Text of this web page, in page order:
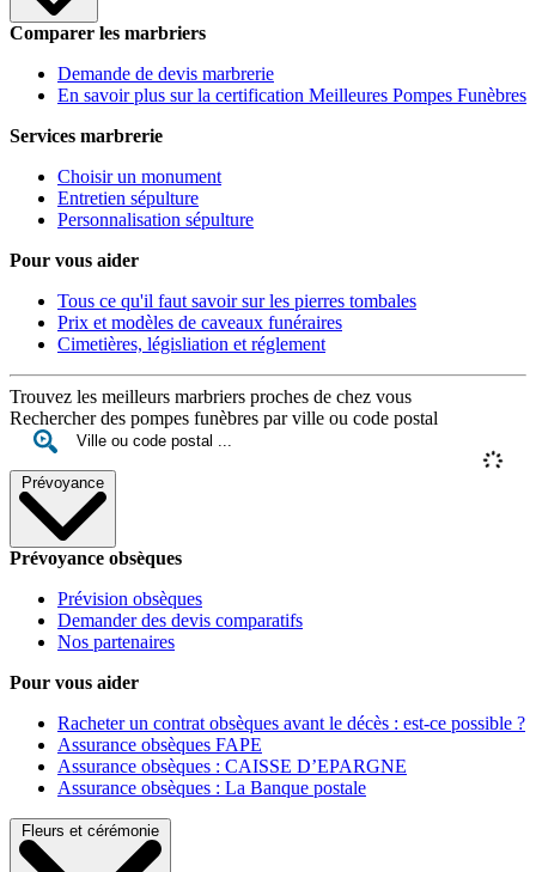
Comparer les marbriers
Demande de devis marbrerie
En savoir plus sur la certification Meilleures Pompes Funèbres
Services marbrerie
Choisir un monument
Entretien sépulture
Personnalisation sépulture
Pour vous aider
Tous ce qu'il faut savoir sur les pierres tombales
Prix et modèles de caveaux funéraires
Cimetières, législiation et réglement
Trouvez les meilleurs marbriers proches de chez vous
Rechercher des pompes funèbres par ville ou code postal
Prévoyance
Prévoyance obsèques
Prévision obsèques
Demander des devis comparatifs
Nos partenaires
Pour vous aider
Racheter un contrat obsèques avant le décès : est-ce possible ?
Assurance obsèques FAPE
Assurance obsèques : CAISSE D’EPARGNE
Assurance obsèques : La Banque postale
Fleurs et cérémonie